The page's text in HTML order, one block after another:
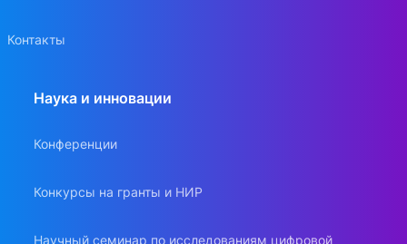
Контакты
Наука и инновации
Конференции
Конкурсы на гранты и НИР
Научный семинар по исследованиям цифровой